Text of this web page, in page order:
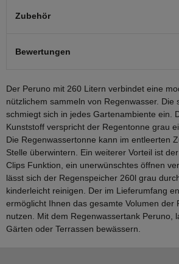
Zubehör
Bewertungen
Der Peruno mit 260 Litern verbindet eine
nützlichem sammeln von Regenwasser. Die
schmiegt sich in jedes Gartenambiente ein.
Kunststoff verspricht der Regentonne grau
Die Regenwassertonne kann im entleerten
Stelle überwintern. Ein weiterer Vorteil ist
Clips Funktion, ein unerwünschtes öffnen
lässt sich der Regenspeicher 260l grau
kinderleicht reinigen. Der im Lieferumfang
ermöglicht Ihnen das gesamte Volumen der
nutzen. Mit dem Regenwassertank Peruno,
Gärten oder Terrassen bewässern.